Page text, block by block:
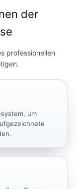
der
professionellen
um